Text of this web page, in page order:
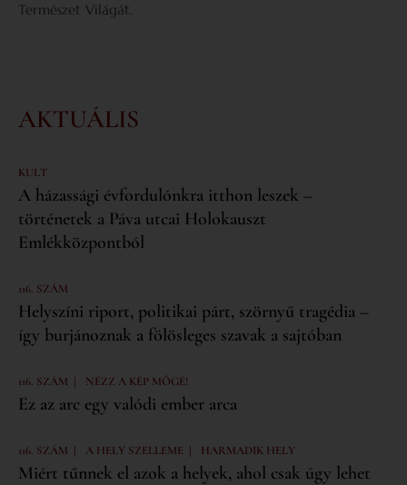
Természet Világát.
AKTUÁLIS
KULT
A házassági évfordulónkra itthon leszek –
történetek a Páva utcai Holokauszt
Emlékközpontból
116. SZÁM
Helyszíni riport, politikai párt, szörnyű tragédia –
így burjánoznak a fölösleges szavak a sajtóban
116. SZÁM | NÉZZ A KÉP MÖGÉ!
Ez az arc egy valódi ember arca
116. SZÁM | A HELY SZELLEME | HARMADIK HELY
Miért tűnnek el azok a helyek, ahol csak úgy lehet